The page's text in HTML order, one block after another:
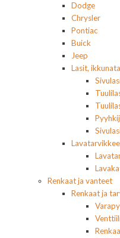
Dodge
Chrysler
Pontiac
Buick
Jeep
Lasit,
Renkaat ja vanteet
Renkaat ja